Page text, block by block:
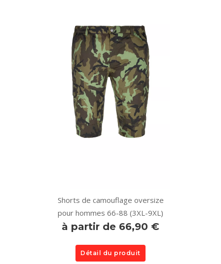
Shorts de camouflage oversize
pour hommes 66-88 (3XL-9XL)
à partir de 66,90 €
Détail du produit